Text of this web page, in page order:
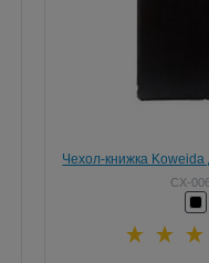
Чехол-книжка Koweida
Чёрный
CX-